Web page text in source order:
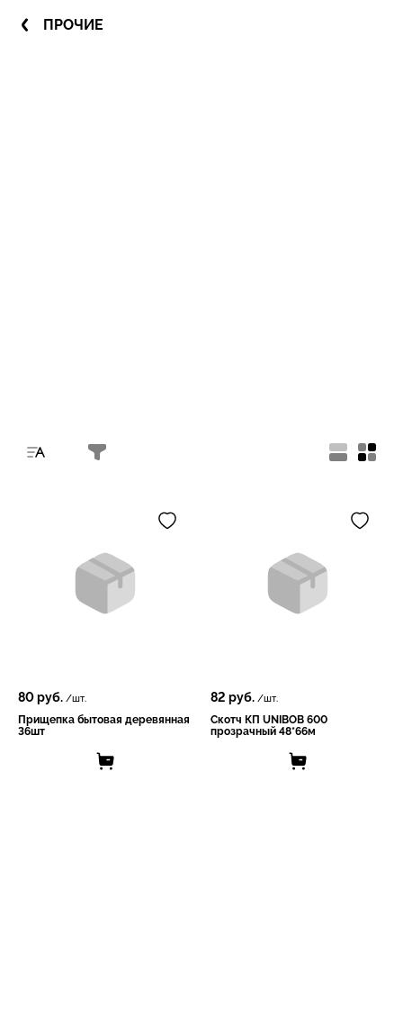
ПРОЧИЕ
80руб. /шт.
Прищепка бытовая деревянная
36шт
82 руб. /шт.
Скотч КП UNIBOB 600
прозрачный 48*66м